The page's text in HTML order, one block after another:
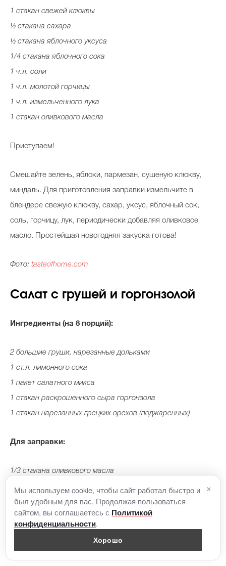
1 стакан свежей клюквы
½ стакана сахара
½ стакана яблочного уксуса
1/4 стакана яблочного сока
1 ч.л. соли
1 ч.л. молотой горчицы
1 ч.л. измельченного лука
1 стакан оливкового масла
Приступаем!
Смешайте зелень, яблоки, пармезан, сушеную клюкву,
миндаль. Для приготовления заправки измельчите в
блендере свежую клюкву, сахар, уксус, яблочный сок,
соль, горчицу, лук, периодически добавляя оливковое
масло. Простейшая новогодняя закуска готова!
Фото: tasteofhome.com
Салат с грушей и горгонзолой
Ингредиенты (на 8 порций):
2 большие груши, нарезанные дольками
1 ст.л. лимонного сока
1 пакет салатного микса
1 стакан раскрошенного сыра горгонзола
1 стакан нарезанных грецких орехов (поджаренных)
Для заправки:
1/3 cтакана оливкового масла
1 ч.л. дижонской горчицы
Кленовый сироп по вкусу
Мы используем cookie, чтобы сайт работал быстро и
был удобным для вас. Продолжая пользоваться
сайтом, вы соглашаетесь с Политикой
конфиденциальности.
Хорошо
×